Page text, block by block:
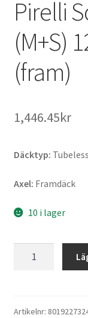
Pirelli
(M+S)
(fram)
1,446.45kr
Däcktyp:
Axel: Framdäck
10 i lager
(M+S)
Artikelnr: